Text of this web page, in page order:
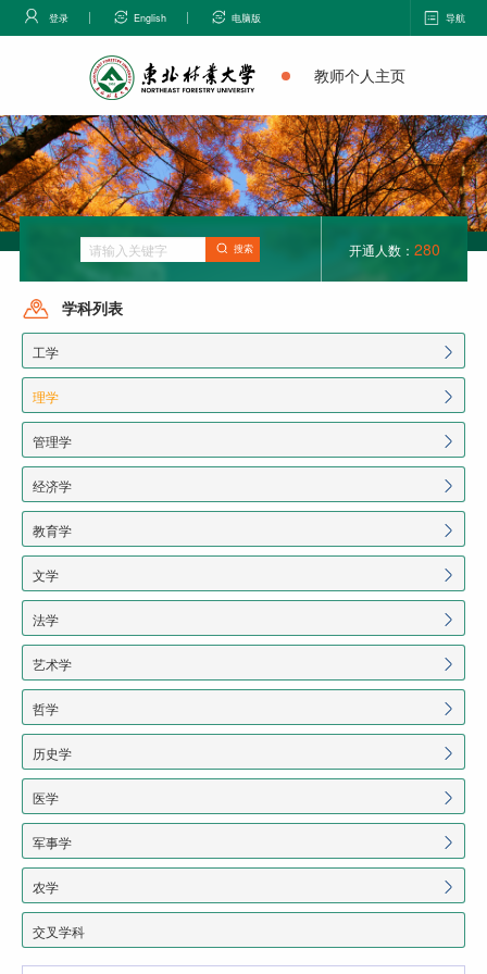
登录 English 电脑版 导航
教师个人主页
搜索 开通人数： 280
学科列表
工学
理学
管理学
经济学
教育学
文学
法学
艺术学
哲学
历史学
医学
军事学
农学
交叉学科